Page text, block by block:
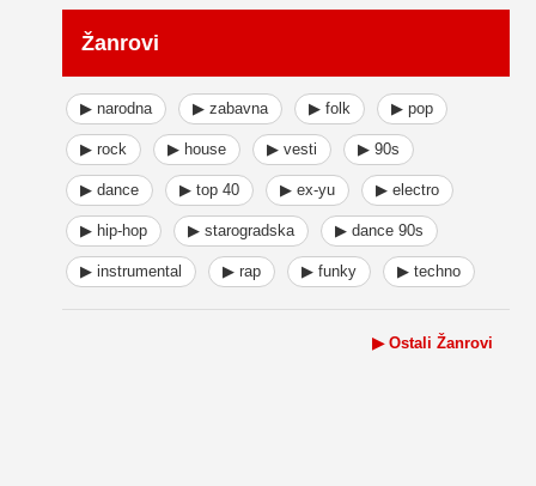
Žanrovi
▶ narodna ▶ zabavna ▶ folk ▶ pop
▶ rock ▶ house ▶ vesti ▶ 90s
▶ dance ▶ top 40 ▶ ex-yu ▶ electro
▶ hip-hop ▶ starogradska ▶ dance 90s
▶ instrumental ▶ rap ▶ funky ▶ techno
▶ Ostali Žanrovi